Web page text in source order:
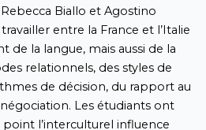
Biallo et Agostino
entre la France et l’Italie
de la langue, mais aussi de la
relationnels, des styles de
de décision, du rapport au
Les étudiants ont
l’interculturel influence